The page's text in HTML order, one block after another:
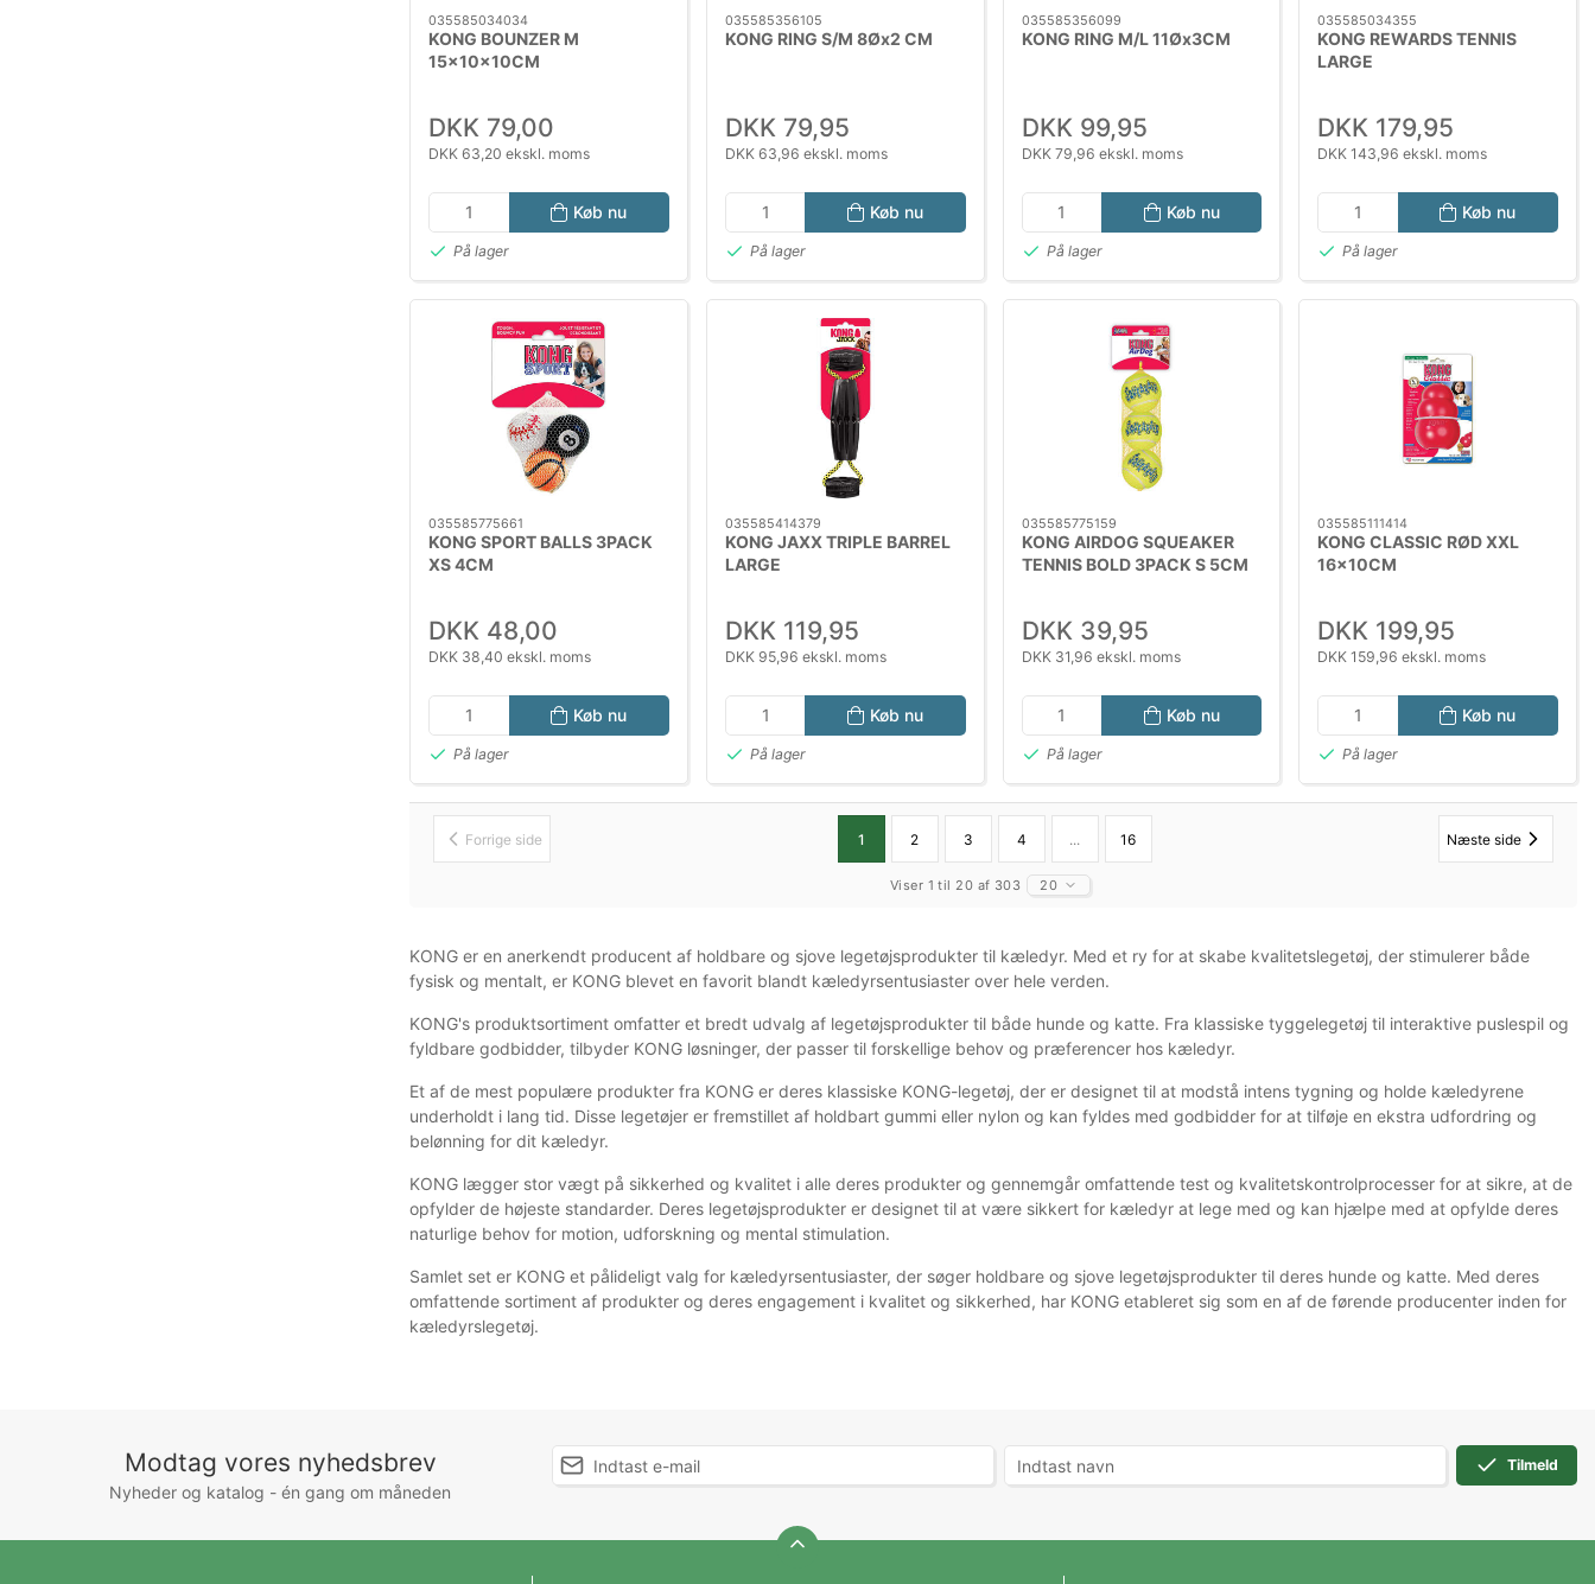
035585034034
KONG BOUNZER M
15x10x10CM
DKK 79,00
DKK 63,20 ekskl. moms
Køb nu
På lager
035585356105
KONG RING S/M 8Øx2 CM
DKK 79,95
DKK 63,96 ekskl. moms
Køb nu
På lager
035585356099
KONG RING M/L 11Øx3CM
DKK 99,95
DKK 79,96 ekskl. moms
Køb nu
På lager
035585034355
KONG REWARDS TENNIS
LARGE
DKK 179,95
DKK 143,96 ekskl. moms
Køb nu
På lager
035585775661
KONG SPORT BALLS 3PACK
XS 4CM
DKK 48,00
DKK 38,40 ekskl. moms
Køb nu
På lager
035585414379
KONG JAXX TRIPLE BARREL
LARGE
DKK 119,95
DKK 95,96 ekskl. moms
Køb nu
På lager
035585775159
KONG AIRDOG SQUEAKER
TENNIS BOLD 3PACK S 5CM
DKK 39,95
DKK 31,96 ekskl. moms
Køb nu
På lager
035585111414
KONG CLASSIC RØD XXL
16x10CM
DKK 199,95
DKK 159,96 ekskl. moms
Køb nu
På lager
Forrige side 1 2 3 4 ... 16 Næste side
Viser 1 til 20 af 303 20
KONG er en anerkendt producent af holdbare og sjove legetøjsprodukter til kæledyr. Med et ry for at skabe kvalitetslegetøj, der stimulerer både
fysisk og mentalt, er KONG blevet en favorit blandt kæledyrsentusiaster over hele verden.
KONG's produktsortiment omfatter et bredt udvalg af legetøjsprodukter til både hunde og katte. Fra klassiske tyggelegetøj til interaktive puslespil og
fyldbare godbidder, tilbyder KONG løsninger, der passer til forskellige behov og præferencer hos kæledyr.
Et af de mest populære produkter fra KONG er deres klassiske KONG-legetøj, der er designet til at modstå intens tygning og holde kæledyrene
underholdt i lang tid. Disse legetøjer er fremstillet af holdbart gummi eller nylon og kan fyldes med godbidder for at tilføje en ekstra udfordring og
belønning for dit kæledyr.
KONG lægger stor vægt på sikkerhed og kvalitet i alle deres produkter og gennemgår omfattende test og kvalitetskontrolprocesser for at sikre, at de
opfylder de højeste standarder. Deres legetøjsprodukter er designet til at være sikkert for kæledyr at lege med og kan hjælpe med at opfylde deres
naturlige behov for motion, udforskning og mental stimulation.
Samlet set er KONG et pålideligt valg for kæledyrsentusiaster, der søger holdbare og sjove legetøjsprodukter til deres hunde og katte. Med deres
omfattende sortiment af produkter og deres engagement i kvalitet og sikkerhed, har KONG etableret sig som en af de førende producenter inden for
kæledyrslegetøj.
Modtag vores nyhedsbrev
Nyheder og katalog - én gang om måneden
Tilmeld